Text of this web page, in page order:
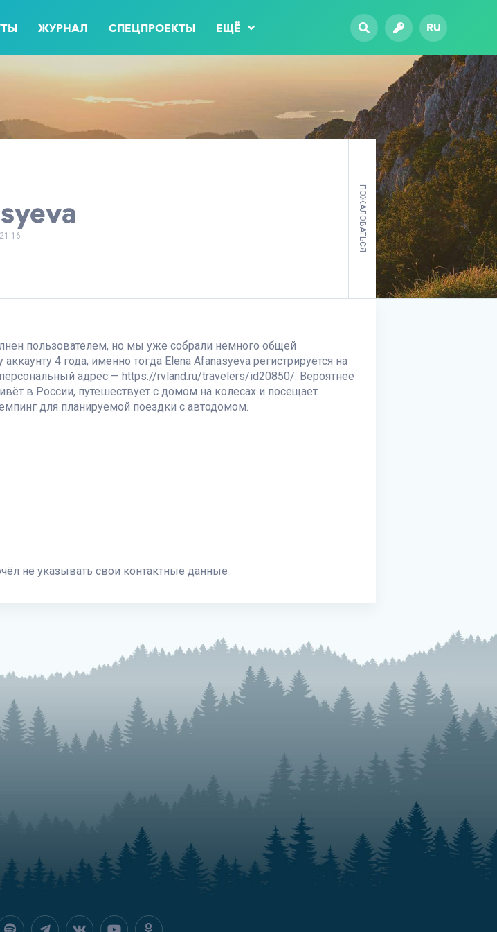
ЖУРНАЛ СПЕЦПРОЕКТЫ ЕЩЁ RU
ПОЖАЛОВАТЬСЯ
пользователем, но мы уже собрали немного общей
4 года, именно тогда Elena Afanasyeva регистрируется на
адрес — https://rvland.ru/travelers/id20850/. Вероятнее
в России, путешествует с домом на колесах и посещает
для планируемой поездки с автодомом.
не указывать свои контактные данные